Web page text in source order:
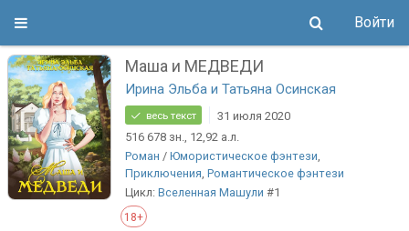
Войти
Маша и МЕДВЕДИ
Ирина Эльба и Татьяна Осинская
весь текст
31 июля 2020
516 678 зн., 12,92 а.л.
Роман / Юмористическое фэнтези,
Приключения, Романтическое фэнтези
Цикл: Вселенная Машули #1
18+